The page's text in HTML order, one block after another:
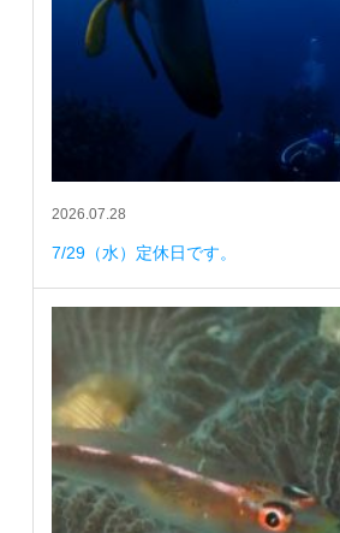
2026.07.28
7/29（水）定休日です。